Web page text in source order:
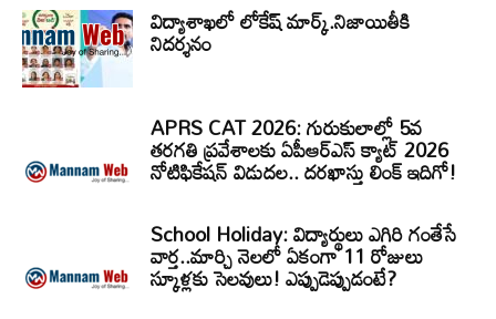
విద్యాశాఖలో లోకేష్ మార్క్.నిజాయితీకి
నిదర్శనం
APRS CAT 2026: గురుకులాల్లో 5వ
తరగతి ప్రవేశాలకు ఏపీఆర్‌ఎస్‌ క్యాట్‌ 2026
నోటిఫికేషన్‌ విడుదల.. దరఖాస్తు లింక్‌ ఇదిగో!
School Holiday: విద్యార్థులు ఎగిరి గంతేసే
వార్త..మార్చి నెలలో ఏకంగా 11 రోజులు
స్కూళ్లకు సెలవులు! ఎప్పుడెప్పుడంటే?